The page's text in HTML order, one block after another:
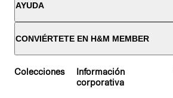
AYUDA
CONVIÉRTETE EN H&M MEMBER
Colecciones
Información
corporativa